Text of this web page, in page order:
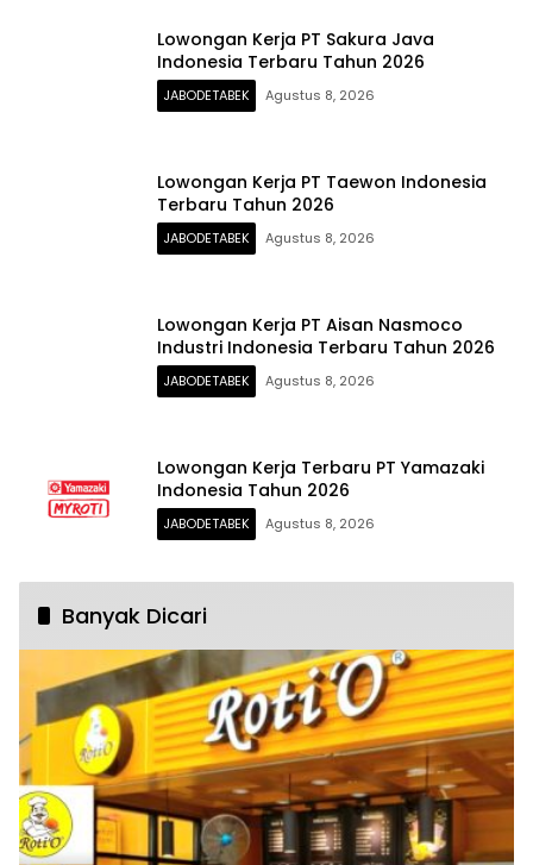
Lowongan Kerja PT Sakura Java
Indonesia Terbaru Tahun 2026
JABODETABEK Agustus 8, 2026
Lowongan Kerja PT Taewon Indonesia
Terbaru Tahun 2026
JABODETABEK Agustus 8, 2026
Lowongan Kerja PT Aisan Nasmoco
Industri Indonesia Terbaru Tahun 2026
JABODETABEK Agustus 8, 2026
Lowongan Kerja Terbaru PT Yamazaki
Indonesia Tahun 2026
JABODETABEK Agustus 8, 2026
Banyak Dicari